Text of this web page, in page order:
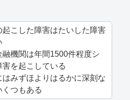
起こした障害はたいした障害
融機関は年間1500件程度シ
害を起こしている
はみずほよりはるかに深刻な
くつもある